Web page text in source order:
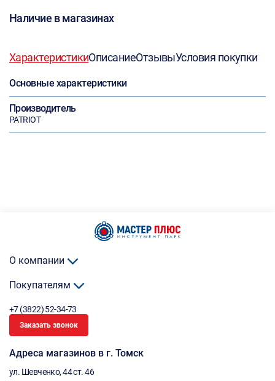
Наличие в магазинах
ХарактеристикиОписаниеОтзывыУсловия покупки
Основные характеристики
Производитель
PATRIOT
О компании
Покупателям
+7 (3822) 52-34-73
Заказать звонок
Адреса магазинов в г. Томск
ул. Шевченко, 44 ст. 46